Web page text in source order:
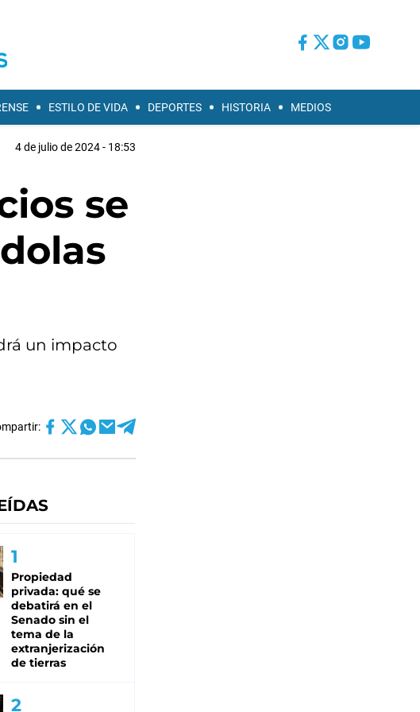
ESTILO DE VIDA DEPORTES HISTORIA MEDIOS
4 de julio de 2024 - 18:53
se
un impacto
Propiedad
privada: qué se
debatirá en el
Senado sin el
tema de la
extranjerización
de tierras